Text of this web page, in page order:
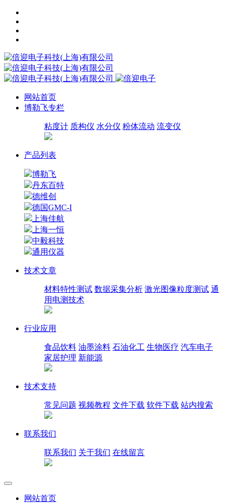
网站首页
博勒飞专栏
粘度计 质构仪 水分仪 粉体流动 流变仪
产品列表
博勒飞
丹东百特
德维创
德国GMC-I
上海佳航
上海一恒
中毅科技
通用仪器
技术文章
材料特性测试 数据采集分析 激光图像粒度测试 通
用电测技术
行业应用
食品饮料 油墨涂料 石油化工 生物医疗 汽车电子
家居护理 新能源
技术支持
常见问题 视频教程 文件下载 软件下载 站内搜索
联系我们
联系我们 关于我们 在线留言
网站首页